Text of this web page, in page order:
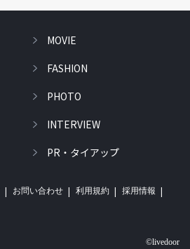
MOVIE
FASHION
PHOTO
INTERVIEW
PR・タイアップ
お問い合わせ 利用規約 採用情報
©livedoor